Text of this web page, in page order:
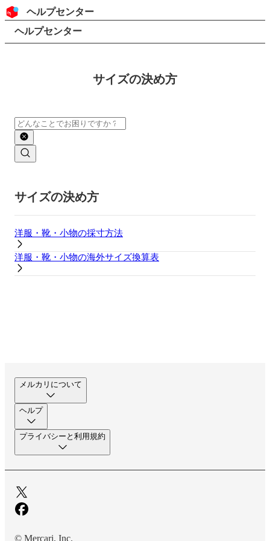
コンテンツにスキップ
ヘッダー
ヘルプセンター
検索
パンくずリスト
ヘルプセンター
サイズの決め方
検索
サイズの決め方
洋服・靴・小物の採寸方法
洋服・靴・小物の海外サイズ換算表
メルカリについて
ヘルプ
プライバシーと利用規約
© Mercari, Inc.